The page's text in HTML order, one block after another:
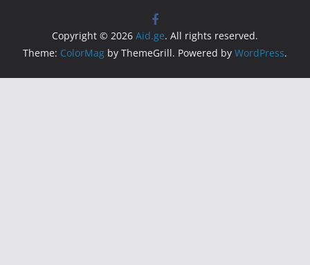
Copyright © 2026 Aid.ge. All rights reserved.
Theme: ColorMag by ThemeGrill. Powered by WordPress.